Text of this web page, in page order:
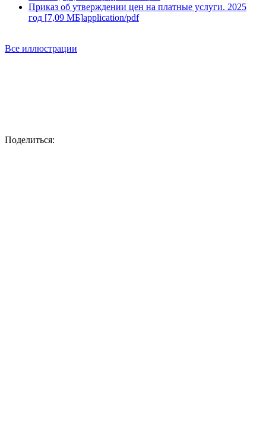
Приказ об утверждении цен на платные услуги. 2025
год [7,09 МБ]application/pdf
Все иллюстрации
Поделиться: